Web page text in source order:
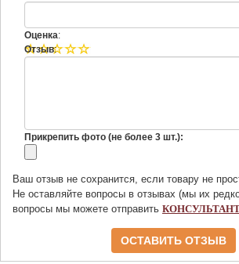
Оценка:
Отзыв:
Прикрепить фото (не более 3 шт.):
Ваш отзыв не сохранится, если товару не
Не оставляйте вопросы в отзывах (мы их
вопросы мы можете отправить